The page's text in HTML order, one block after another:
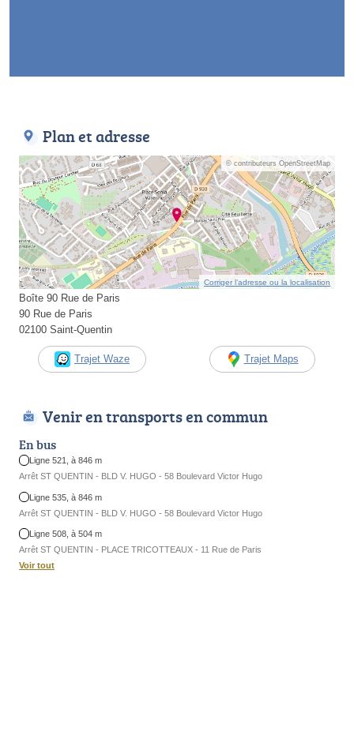
Plan et adresse
© contributeurs OpenStreetMap
Corriger l’adresse ou la localisation
Boîte 90 Rue de Paris
90 Rue de Paris
02100 Saint-Quentin
Trajet Waze Trajet Maps
Venir en transports en commun
En bus
Ligne 521, à 846 m
Arrêt ST QUENTIN - BLD V. HUGO - 58 Boulevard Victor Hugo
Ligne 535, à 846 m
Arrêt ST QUENTIN - BLD V. HUGO - 58 Boulevard Victor Hugo
Ligne 508, à 504 m
Arrêt ST QUENTIN - PLACE TRICOTTEAUX - 11 Rue de Paris
Voir tout